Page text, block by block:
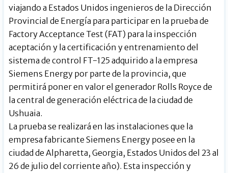
viajando a Estados Unidos ingenieros de la Dirección
Provincial de Energía para participar en la prueba de
Factory Acceptance Test (FAT) para la inspección
aceptación y la certificación y entrenamiento del
sistema de control FT-125 adquirido a la empresa
Siemens Energy por parte de la provincia, que
permitirá poner en valor el generador Rolls Royce de
la central de generación eléctrica de la ciudad de
Ushuaia.
La prueba se realizará en las instalaciones que la
empresa fabricante Siemens Energy posee en la
ciudad de Alpharetta, Georgia, Estados Unidos del 23 al
26 de julio del corriente año). Esta inspección y